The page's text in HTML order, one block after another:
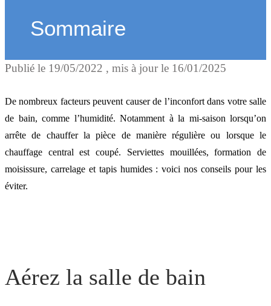
Sommaire
Aérez la salle de bain
Pensez au mode « boost/
séchage » sur votre sèche-
serviettes
Publié le 19/05/2022 , mis à jour le 16/01/2025
De nombreux facteurs peuvent causer de l’inconfort dans votre salle
de bain, comme l’humidité. Notamment à la mi-saison lorsqu’on
arrête de chauffer la pièce de manière régulière ou lorsque le
chauffage central est coupé. Serviettes mouillées, formation de
moisissure, carrelage et tapis humides : voici nos conseils pour les
éviter.
Aérez la salle de bain